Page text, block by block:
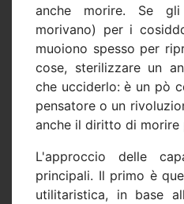
anche morire. Se
morivano) per i
muoiono spesso per
cose, sterilizzare un
che ucciderlo: è un pò
pensatore o un
anche il diritto di morire
L'approccio delle
principali. Il primo è
utilitaristica, in base